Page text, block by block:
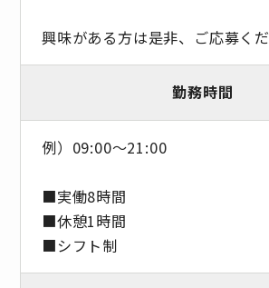
興味がある方は是非、ご応募くだ
勤務時間
例）09:00～21:00
■実働8時間
■休憩1時間
■シフト制